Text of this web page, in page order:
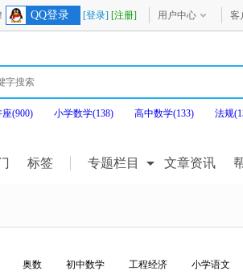
QQ登录 [登录] [注册] 用户中心 客
座(900) 小学数学(138) 高中数学(133) 法规
标签 专题栏目 文章资讯
奥数 初中数学 工程经济 小学语文